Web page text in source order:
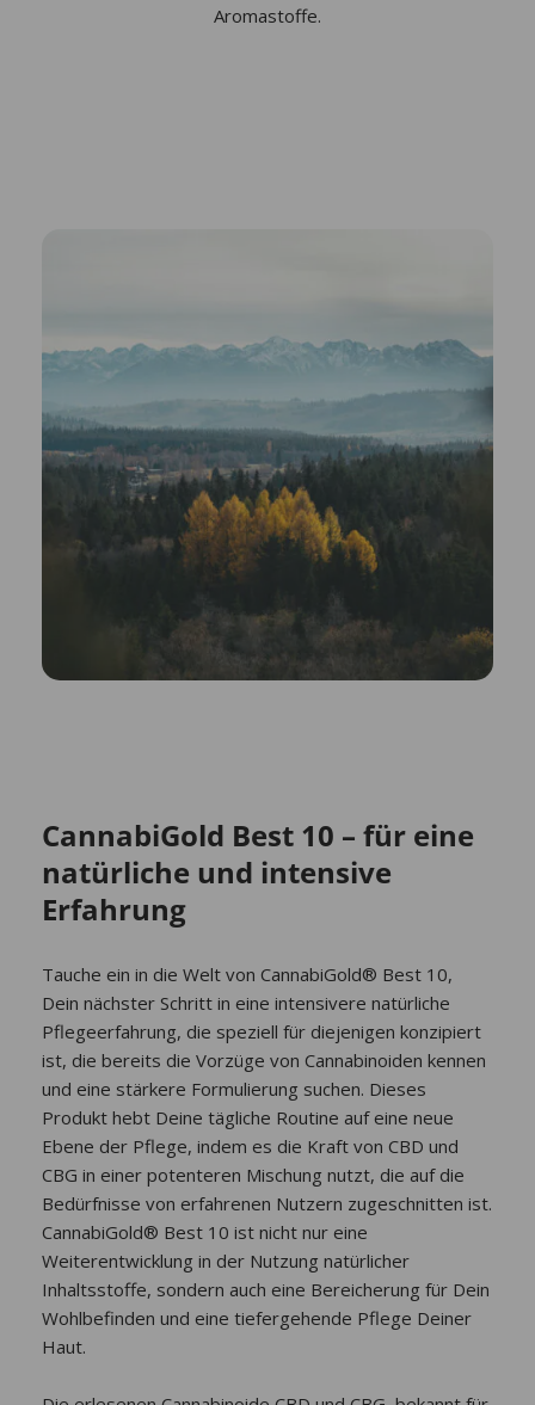
Aromastoffe.
CannabiGold Best 10 – für eine
natürliche und intensive
Erfahrung
Tauche ein in die Welt von CannabiGold® Best 10,
Dein nächster Schritt in eine intensivere natürliche
Pflegeerfahrung, die speziell für diejenigen konzipiert
ist, die bereits die Vorzüge von Cannabinoiden kennen
und eine stärkere Formulierung suchen. Dieses
Produkt hebt Deine tägliche Routine auf eine neue
Ebene der Pflege, indem es die Kraft von CBD und
CBG in einer potenteren Mischung nutzt, die auf die
Bedürfnisse von erfahrenen Nutzern zugeschnitten ist.
CannabiGold® Best 10 ist nicht nur eine
Weiterentwicklung in der Nutzung natürlicher
Inhaltsstoffe, sondern auch eine Bereicherung für Dein
Wohlbefinden und eine tiefergehende Pflege Deiner
Haut.